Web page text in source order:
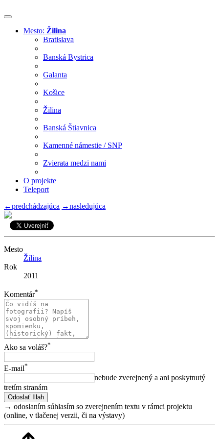
Mesto: Žilina
Bratislava
Banská Bystrica
Galanta
Košice
Žilina
Banská Štiavnica
Kamenné námestie / SNP
Zvierata medzi nami
O projekte
Teleport
←predchádzajúca →nasledujúca
Mesto
Žilina
Rok
2011
Komentár*
Ako sa voláš?*
E-mail*
nebude zverejnený a ani poskytnutý
tretím stranám
→ odoslaním súhlasím so zverejnením textu v rámci projektu
(online, v tlačenej verzii, či na výstavy)